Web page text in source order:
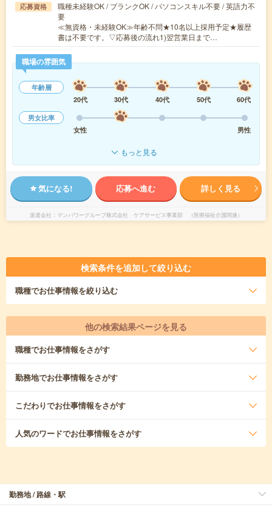
応募資格
職種未経験OK / ブランクOK / パソコンスキル不要 / 英語力不
要
≪無資格・未経験OK≫年齢不問★10名以上採用予定★履歴
書は不要です。▽応募後の流れ1)翌営業日まで…
職場の雰囲気
年齢層
20代
30代 40代 50代
60代
男女比率
女性
男性
もっと見る
気になる! 応募へ進む 詳しく見る
派遣会社 マンパワーグループ株式会社 ケアサービス事業部 （医療福祉介護関連）
検索条件を追加して絞り込む
職種でお仕事情報を絞り込む
他の検索結果ページを見る
職種でお仕事情報をさがす
勤務地でお仕事情報をさがす
こだわりでお仕事情報をさがす
人気のワードでお仕事情報をさがす
勤務地 / 路線・駅